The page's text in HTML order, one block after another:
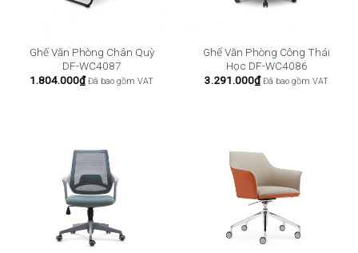
Ghế Văn Phòng Chân Quỳ
DF-WC4087
1.804.000₫ Đã bao gồm VAT
Ghế Văn Phòng Công Thái
Học DF-WC4086
3.291.000₫ Đã bao gồm VAT